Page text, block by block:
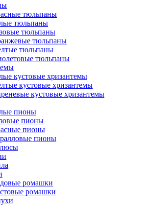
тюльпаны
тюльпаны
тюльпаны
тюльпаны
тюльпаны
тюльпаны
кустовые хризантемы
кустовые хризантемы
кустовые хризантемы
пионы
пионы
пионы
пионы
ромашки
ромашки